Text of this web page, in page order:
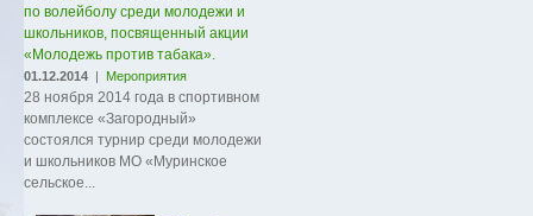
по волейболу среди молодежи и
школьников, посвященный акции
«Молодежь против табака».
01.12.2014 | Мероприятия
28 ноября 2014 года в спортивном
комплексе «Загородный»
состоялся турнир среди молодежи
и школьников МО «Муринское
сельское...